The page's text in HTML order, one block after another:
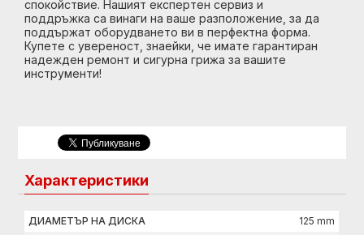
спокойствие. Нашият експертен сервиз и
поддръжка са винаги на ваше разположение, за да
поддържат оборудването ви в перфектна форма.
Купете с увереност, знаейки, че имате гарантиран
надежден ремонт и сигурна грижа за вашите
инструменти!
Характеристики
ДИАМЕТЪР НА ДИСКА
125 mm